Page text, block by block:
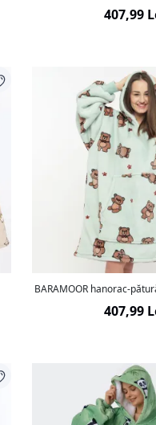
407,99
BARAMOOR hanorac-
407,99